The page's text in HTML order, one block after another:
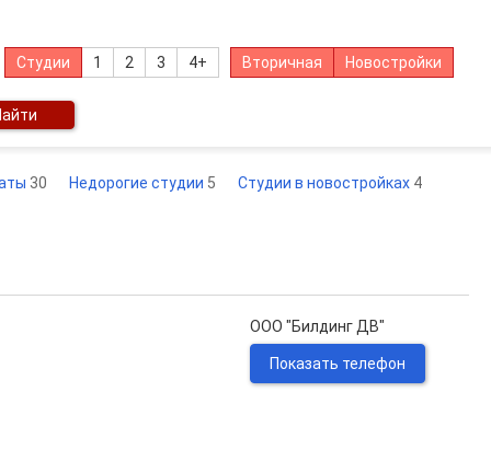
Студии 1 2 3 4+ Вторичная Новостройки
30 Недорогие студии 5 Студии в новостройках 4
ООО "Билдинг ДВ"
Показать телефон